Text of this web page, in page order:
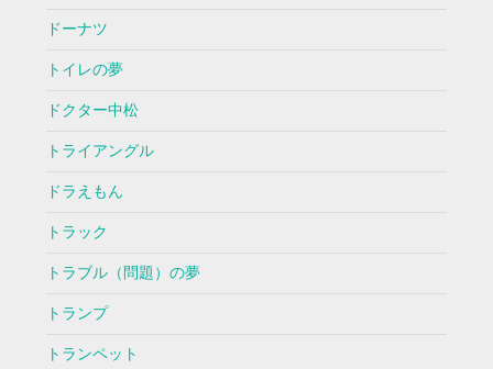
ドーナツ
トイレの夢
ドクター中松
トライアングル
ドラえもん
トラック
トラブル（問題）の夢
トランプ
トランペット